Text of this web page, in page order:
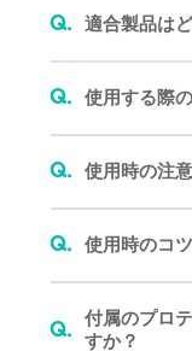
Q. 適合製品は
Q. 使用する際
Q. 使用時の注
Q. 使用時のコ
Q.
付属のプロ
すか？